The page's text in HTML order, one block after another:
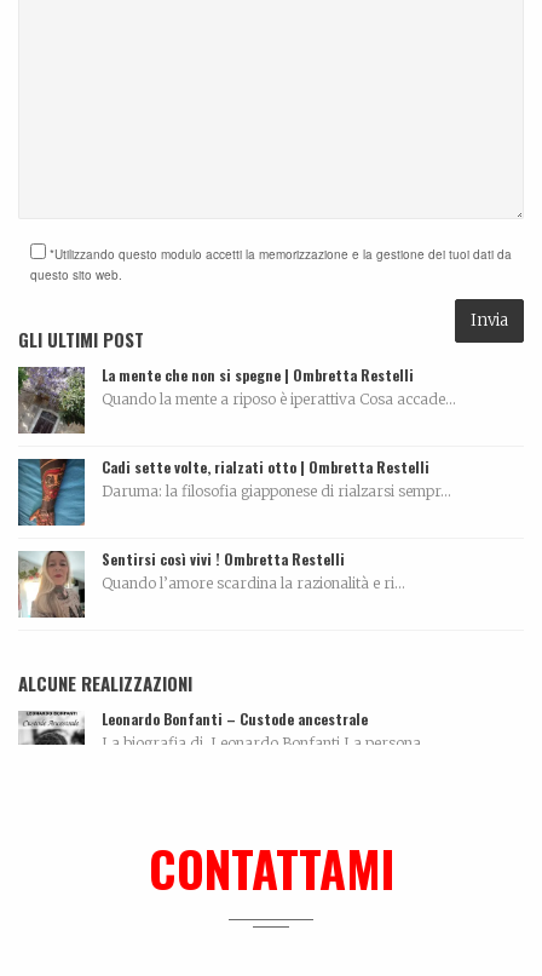
*Utilizzando questo modulo accetti la memorizzazione e la gestione dei tuoi dati da
questo sito web.
GLI ULTIMI POST
La mente che non si spegne | Ombretta Restelli
Quando la mente a riposo è iperattiva Cosa accade...
Cadi sette volte, rialzati otto | Ombretta Restelli
Daruma: la filosofia giapponese di rialzarsi sempr...
Sentirsi così vivi ! Ombretta Restelli
Quando l’amore scardina la razionalità e ri...
ALCUNE REALIZZAZIONI
Leonardo Bonfanti – Custode ancestrale
La biografia di Leonardo Bonfanti La persona...
CONTATTAMI